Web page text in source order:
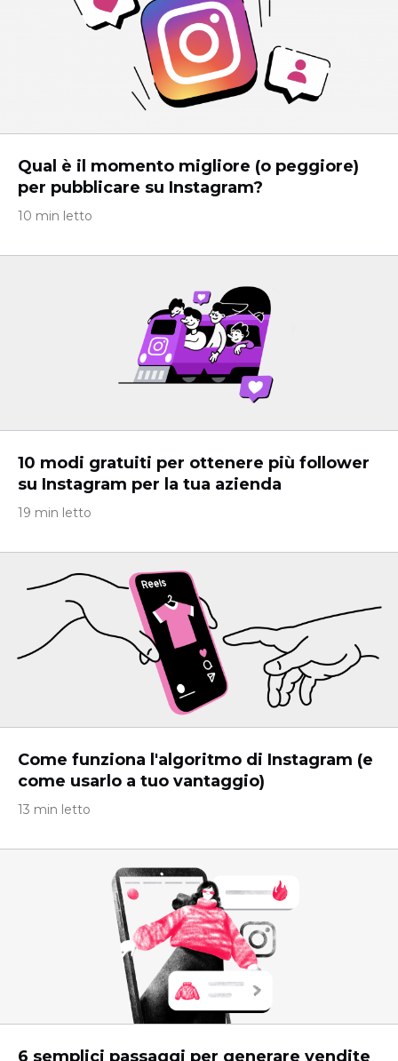
Qual è il momento migliore (o peggiore)
per pubblicare su Instagram?
10 min letto
10 modi gratuiti per ottenere più follower
su Instagram per la tua azienda
19 min letto
Come funziona l'algoritmo di Instagram (e
come usarlo a tuo vantaggio)
13 min letto
6 semplici passaggi per generare vendite